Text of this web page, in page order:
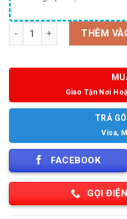
Số lượng THÊM
Giao Tận Nơi
TRẢ
Visa,
FACEBOOK
GỌI